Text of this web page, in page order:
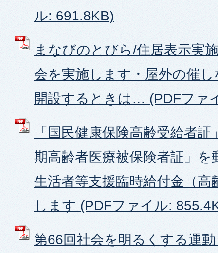
ル: 691.8KB)
まなびのとびら/住居表示実
会を実施します・屋外の催
開設するときは… (PDFファ
「国民健康保険高齢受給者
期高齢者医療被保険者証」を
生活者等支援臨時給付金（高
します (PDFファイル:
第66回社会を明るくする運